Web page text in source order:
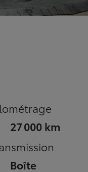
27 000 km
Boîte